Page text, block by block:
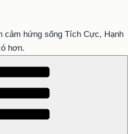
cảm hứng sống Tích Cực, Hạnh
hơn.